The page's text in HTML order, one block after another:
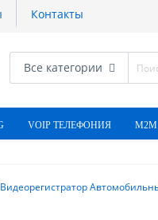
Контакты
Все категории
VOIP ТЕЛЕФОНИЯ
Видеорегистратор